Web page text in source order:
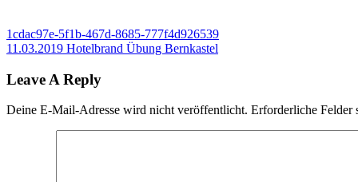
1cdac97e-5f1b-467d-8685-777f4d926539
11.03.2019 Hotelbrand Übung Bernkastel
Leave A Reply
Deine E-Mail-Adresse wird nicht veröffentlicht. Erforderliche Felder